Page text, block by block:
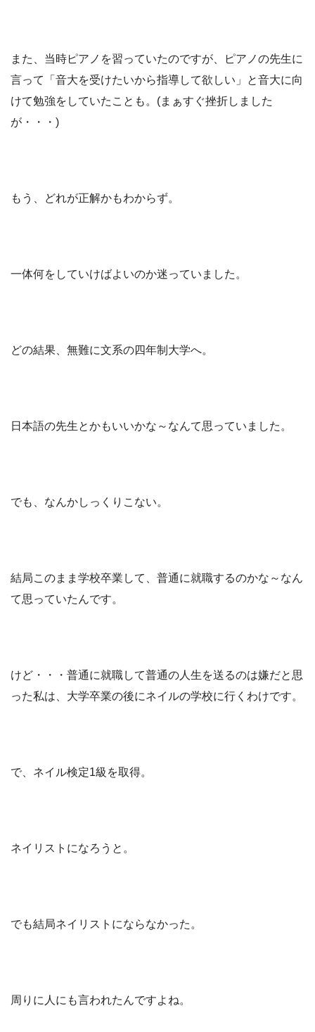
また、当時ピアノを習っていたのですが、ピアノの先生に
言って「音大を受けたいから指導して欲しい」と音大に向
けて勉強をしていたことも。(まぁすぐ挫折しました
が・・・)
もう、どれが正解かもわからず。
一体何をしていけばよいのか迷っていました。
どの結果、無難に文系の四年制大学へ。
日本語の先生とかもいいかな～なんて思っていました。
でも、なんかしっくりこない。
結局このまま学校卒業して、普通に就職するのかな～なん
て思っていたんです。
けど・・・普通に就職して普通の人生を送るのは嫌だと思
った私は、大学卒業の後にネイルの学校に行くわけです。
で、ネイル検定1級を取得。
ネイリストになろうと。
でも結局ネイリストにならなかった。
周りに人にも言われたんですよね。